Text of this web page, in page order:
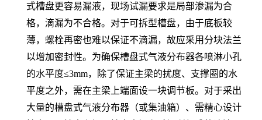
式槽盘更容易漏液，现场试漏要求是局部渗漏为合
格，滴漏为不合格。对于可拆型槽盘，由于底板较
薄，螺栓再密也难以保证不滴漏，故应采用分块法兰
以增加密封性。为确保槽盘式气液分布器各喷淋小孔
的水平度≤3mm，除了保证主梁的扰度、支撑圈的水
平度之外，需在主梁上端面设一块调节板。对于采出
大量的槽盘式气液分布器（或集油箱）、需精心设计